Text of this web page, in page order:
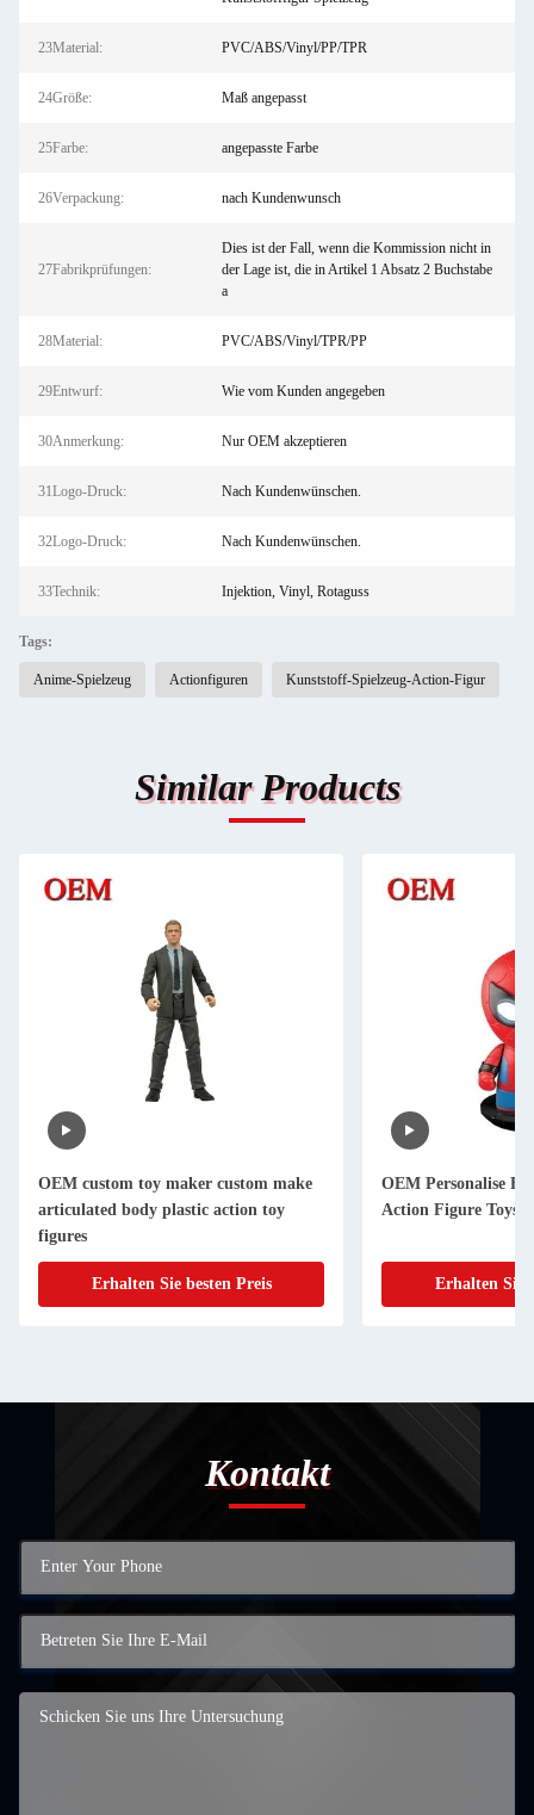
23Material: PVC/ABS/Vinyl/PP/TPR
24Größe: Maß angepasst
25Farbe: angepasste Farbe
26Verpackung: nach Kundenwunsch
27Fabrikprüfungen:
Dies ist der Fall, wenn die Kommission nicht in
der Lage ist, die in Artikel 1 Absatz 2 Buchstabe
a
28Material: PVC/ABS/Vinyl/TPR/PP
29Entwurf: Wie vom Kunden angegeben
30Anmerkung: Nur OEM akzeptieren
31Logo-Druck: Nach Kundenwünschen.
32Logo-Druck: Nach Kundenwünschen.
33Technik: Injektion, Vinyl, Rotaguss
Tags:
Anime-Spielzeug Actionfiguren Kunststoff-Spielzeug-Action-Figur
Similar Products
OEM custom toy maker custom make
articulated body plastic action toy
figures
Erhalten Sie besten Preis
OEM Personalise
Action Figure Toys
Erhalten Sie
Kontakt